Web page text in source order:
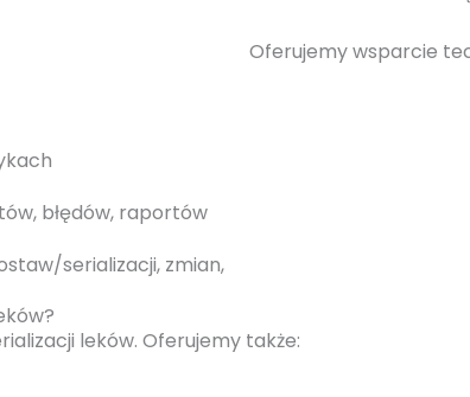
Oferujemy wsparcie
błędów, raportów
serializacji, zmian,
leków. Oferujemy także: